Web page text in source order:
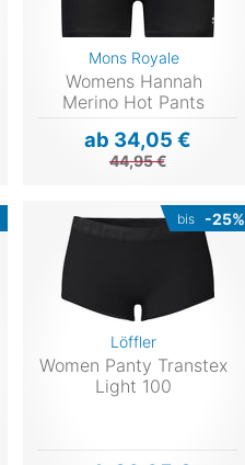
Mons Royale
Womens Hannah
Merino Hot Pants
ab 34,05 €
44,95 €
bis -25%
Löffler
Women Panty Transtex
Light 100